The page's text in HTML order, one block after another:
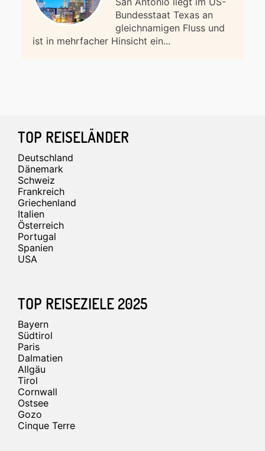
Bundesstaat Texas an
gleichnamigen Fluss und
ist in mehrfacher Hinsicht ein...
Footer
TOP REISELÄNDER
Deutschland
Dänemark
Schweiz
Frankreich
Griechenland
Italien
Österreich
Portugal
Spanien
USA
TOP REISEZIELE 2025
Bayern
Südtirol
Paris
Dalmatien
Allgäu
Tirol
Cornwall
Ostsee
Gozo
Cinque Terre